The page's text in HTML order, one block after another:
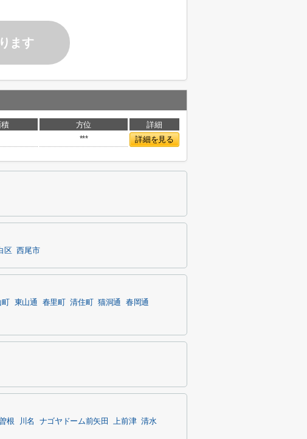
ます
方位
詳細
*** 詳細を見る
区 西尾市
東山通 春里町 清住町 猫洞通
春岡通
根 川名 ナゴヤドーム前矢田 上前津 清水